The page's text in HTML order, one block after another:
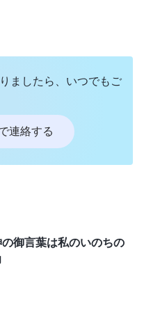
でそう時間はかかり
汗が噴き出し、頭がガ
ぼんやりし始めまし
てきた。自分の意識を
って救いを求めるこ
日、大半の人はそのよ
した人たちは、苦し
は苦しみが極限に達
いる。それは神に対
ましたら、いつでもご
連絡する
御言葉は私のいのちの